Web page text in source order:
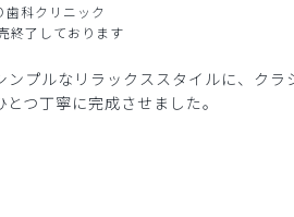
歯科クリニック
終了しております
プルなリラックススタイルに、クラ
つ丁寧に完成させました。